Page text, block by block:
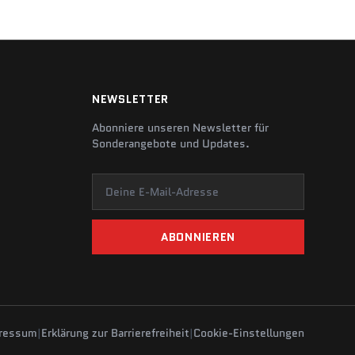
NEWSLETTER
Abonniere unseren Newsletter für
Sonderangebote und Updates.
Deine E-Mail-Adresse
ABONNIEREN
|Erklärung zur Barrierefreiheit|Cookie-Einstellungen